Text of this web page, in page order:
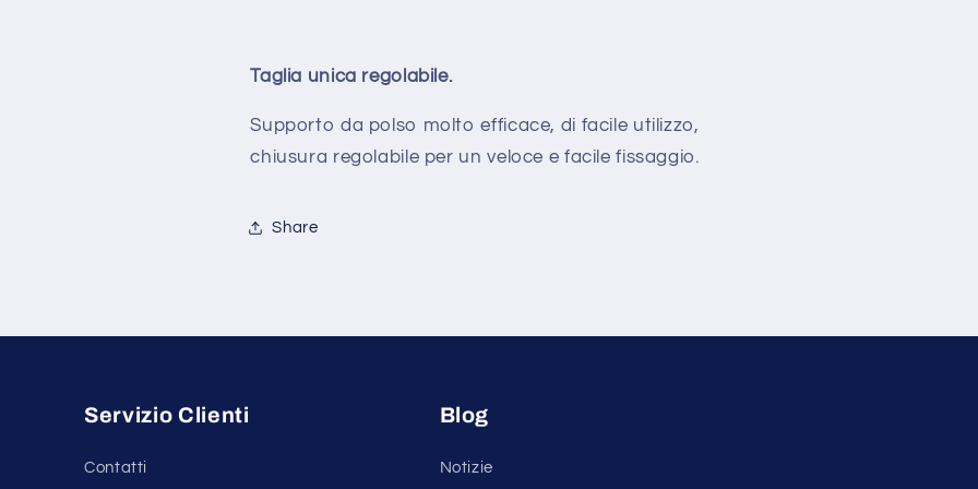
Taglia unica regolabile.
Supporto da polso molto efficace, di facile utilizzo,
chiusura regolabile per un veloce e facile fissaggio.
Share
Servizio Clienti
Contatti
Blog
Notizie